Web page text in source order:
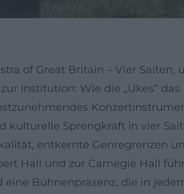
of Great Britain – Vier
Institution: Wie die „Ukes“
kulturelle Sprengkraft in vier
entkernte Genregrenzen
Hall und zur Carnegie Hall
Bühnenpräsenz, die in